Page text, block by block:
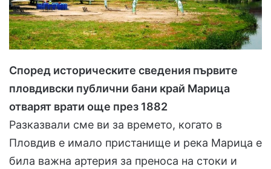
n
X
m
a
i
l
Според историческите сведения първите
пловдивски публични бани край Марица
отварят врати още през 1882
Разказвали сме ви за времето, когато в
Пловдив е имало пристанище и река Марица е
била важна артерия за преноса на стоки и